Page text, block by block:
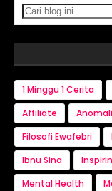
1 Minggu 1 Cerita
Affiliate
Anomali
Filosofi Ewafebri
Ibnu Sina
Mental Health